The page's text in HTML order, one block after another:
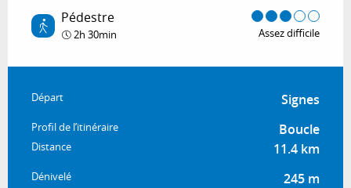
Pédestre
2h 30min Assez difficile
Informations pratiques
Départ Signes
Profil de l’itinéraire Boucle
Distance 11.4 km
Dénivelé 245 m